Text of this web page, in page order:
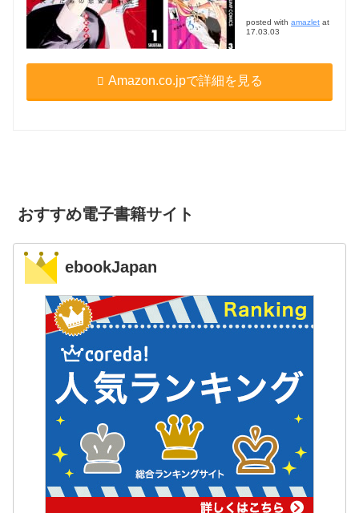
posted with amazlet at
17.03.03
Amazon.co.jpで詳細を見る
おすすめ電子書籍サイト
ebookJapan